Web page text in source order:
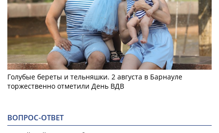
Голубые береты и тельняшки. 2 августа в Барнауле
торжественно отметили День ВДВ
ВОПРОС-ОТВЕТ